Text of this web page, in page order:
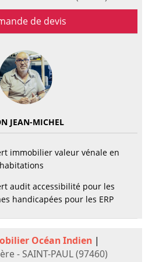
de devis
JEAN-MICHEL
immobilier valeur vénale en
audit accessibilité pour les
handicapées pour les ERP
Océan Indien|
- SAINT-PAUL (97460)